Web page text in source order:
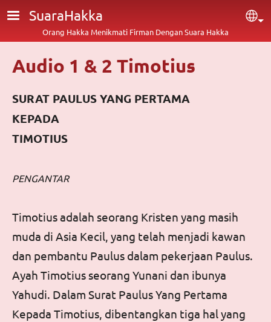
Lompat ke isi utama
SuaraHakka
Orang Hakka Menikmati Firman Dengan Suara Hakka
Audio 1 & 2 Timotius
SURAT PAULUS YANG PERTAMA
KEPADA
TIMOTIUS
PENGANTAR
Timotius adalah seorang Kristen yang masih
muda di Asia Kecil, yang telah menjadi kawan
dan pembantu Paulus dalam pekerjaan Paulus.
Ayah Timotius seorang Yunani dan ibunya
Yahudi. Dalam Surat Paulus Yang Pertama
Kepada Timotius, dibentangkan tiga hal yang